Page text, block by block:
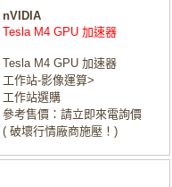
nVIDIA
Tesla M4 GPU 加速器
Tesla M4 GPU 加速器
工作站-影像運算>
工作站選購
參考售價：請立即來電詢價
( 破壞行情廠商施壓！)